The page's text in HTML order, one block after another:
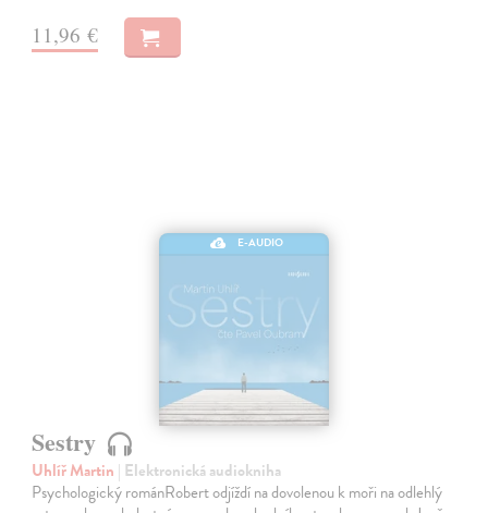
11,96 €
E-AUDIO
Sestry
Uhlíř Martin | Elektronická audiokniha
Psychologický románRobert odjíždí na dovolenou k moři na odlehlý